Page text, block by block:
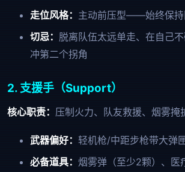
走位风格： 主动前压型——始终保
切忌： 脱离队伍太远单走、在自己
冲第二个拐角
2. 支援手（Support）
核心职责： 压制火力、队友救援、烟雾掩
武器偏好： 轻机枪/中距步枪带大弹
必备道具： 烟雾弹（至少2颗）、医